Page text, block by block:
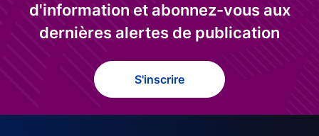
d'information et abonnez-vous aux
dernières alertes de publication
S'inscrire